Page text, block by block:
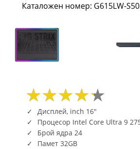
Каталожен номер: G615LW-
Дисплей, inch 16"
Процесор Intel Core Ultra 9
Брой ядра 24
Памет 32GB